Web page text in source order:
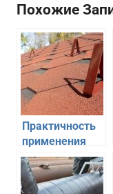
Похожие
Практичность
применения
современных